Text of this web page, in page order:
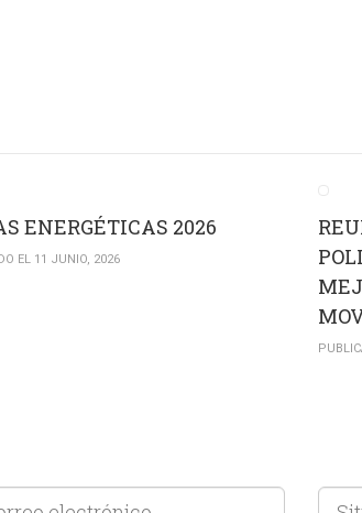
ENERGÉTICAS 2026
EL 11 JUNIO, 2026